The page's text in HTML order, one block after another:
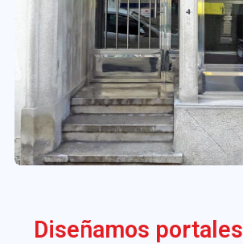
Diseñamos portales